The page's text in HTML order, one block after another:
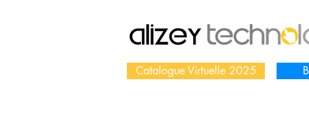
Catalogue Virtuelle 2025